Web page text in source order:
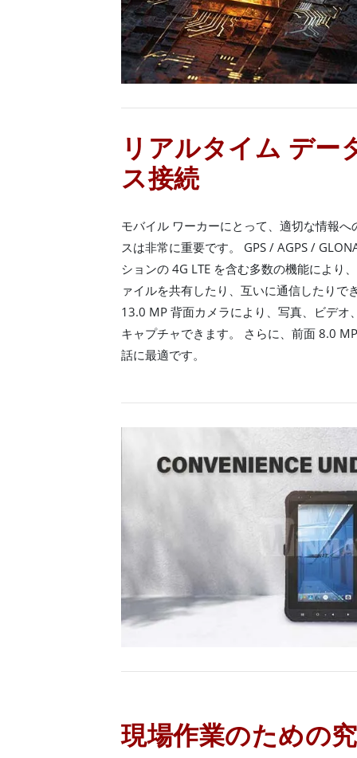
リアルタイム デー
ス接続
モバイル ワーカーにとって、適切な情報
スは非常に重要です。 GPS / AGPS /
ションの 4G LTE を含む多数の機能により
ァイルを共有したり、互いに通信したりで
13.0 MP 背面カメラにより、写真、ビデオ
キャプチャできます。 さらに、前面 8.0
話に最適です。
現場作業のための